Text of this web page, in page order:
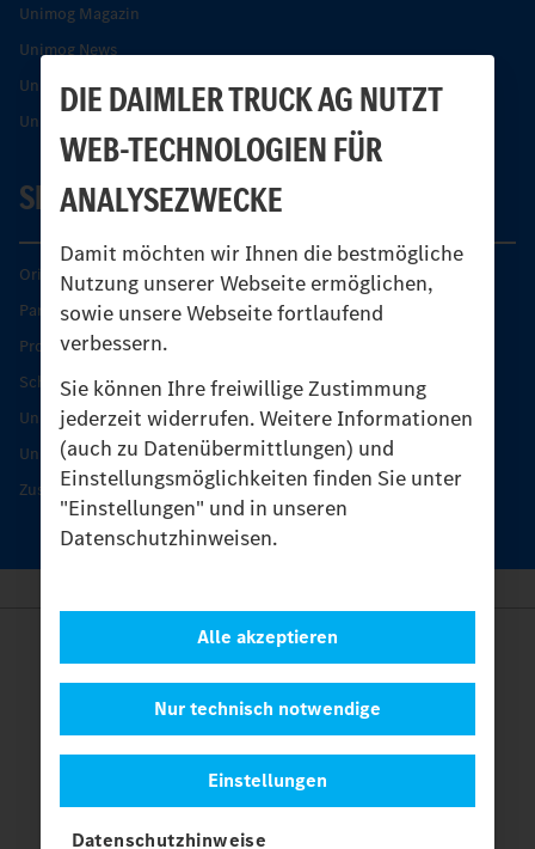
DIE DAIMLER TRUCK AG NUTZT
WEB-TECHNOLOGIEN FÜR
ANALYSEZWECKE
Damit möchten wir Ihnen die bestmögliche
Nutzung unserer Webseite ermöglichen,
sowie unsere Webseite fortlaufend
verbessern.
Sie können Ihre freiwillige Zustimmung
jederzeit widerrufen. Weitere Informationen
(auch zu Datenübermittlungen) und
Einstellungsmöglichkeiten finden Sie unter
"Einstellungen" und in unseren
Datenschutzhinweisen.
Einstellungen
Nur technisch notwendige
Alle akzeptieren
Datenschutzhinweise
Unimog Magazin
Unimog News
Unimog Partner-Portal
Unimog Sicherheit
SERVICE
Original-Teile
Partner finden
Produkt-Highlights
Schutz und Werterhalt
Unimog Serviceangebot
Unimog Servicetage
Zusatzleistungen
Anbieter
Rechtliche Hinweise
Kontakt
Cookies
Datenschutz
Einstellungen
© 2026 Daimler Truck AG. Alle Rechte vorbehalten.